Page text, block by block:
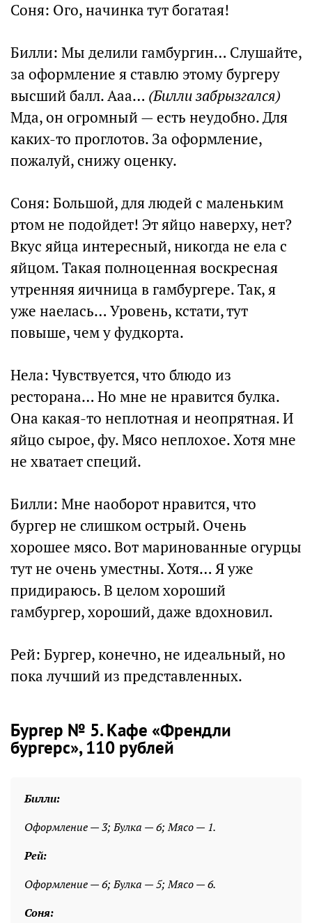
Соня: Ого, начинка тут богатая!
Билли: Мы делили гамбургин… Слушайте,
за оформление я ставлю этому бургеру
высший балл. Ааа… (Билли забрызгался)
Мда, он огромный — есть неудобно. Для
каких-то проглотов. За оформление,
пожалуй, снижу оценку.
Соня: Большой, для людей с маленьким
ртом не подойдет! Эт яйцо наверху, нет?
Вкус яйца интересный, никогда не ела с
яйцом. Такая полноценная воскресная
утренняя яичница в гамбургере. Так, я
уже наелась… Уровень, кстати, тут
повыше, чем у фудкорта.
Нела: Чувствуется, что блюдо из
ресторана… Но мне не нравится булка.
Она какая-то неплотная и неопрятная. И
яйцо сырое, фу. Мясо неплохое. Хотя мне
не хватает специй.
Билли: Мне наоборот нравится, что
бургер не слишком острый. Очень
хорошее мясо. Вот маринованные огурцы
тут не очень уместны. Хотя… Я уже
придираюсь. В целом хороший
гамбургер, хороший, даже вдохновил.
Рей: Бургер, конечно, не идеальный, но
пока лучший из представленных.
Бургер № 5. Кафе «Френдли
бургерс», 110 рублей
Билли:
Оформление — 3; Булка — 6; Мясо — 1.
Рей:
Оформление — 6; Булка — 5; Мясо — 6.
Соня: